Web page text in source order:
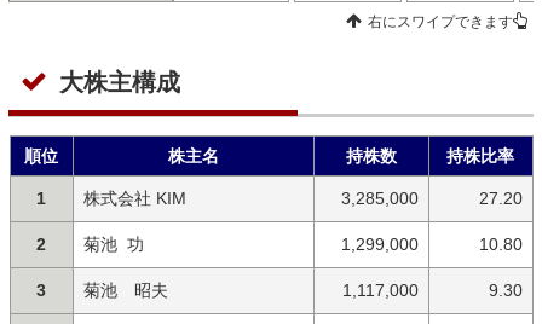
右にスワイプできます
大株主構成
順位 株主名 持株数 持株比率
1 株式会社 KIM 3,285,000 27.20
2 菊池 功 1,299,000 10.80
3 菊池 昭夫 1,117,000 9.30